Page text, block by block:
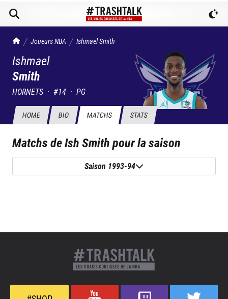
TrashTalk Actu NBA
Joueurs NBA IshmaelSmith
Ishmael
Smith
HORNETS · #14 · PG
HOME BIO MATCHS STATS
Matchs deIsh Smithpour la saison
Saison 1993-94